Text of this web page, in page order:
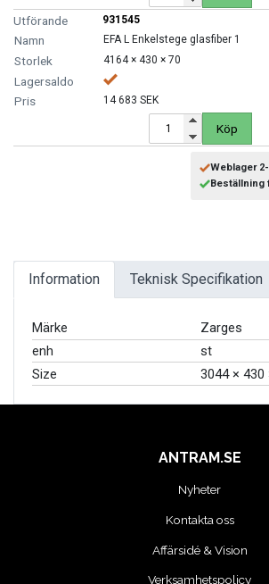
OLJE OCH SMÖRJHANTERING
PUMPAR
TUNGA FORDON UNIVERSAL
VERKTYG
931545
EFA L Enkelstege glasfiber 1
4164 × 430 × 70
14 683 SEK
Köp
Weblager
Beställning
Information Teknisk Specifikation
Märke
Zarges
enh
st
Size
3044 × 430
ANTRAM.SE
Nyheter
Kontakta oss
Affärsidé & Vision
Verksamhetspolicy